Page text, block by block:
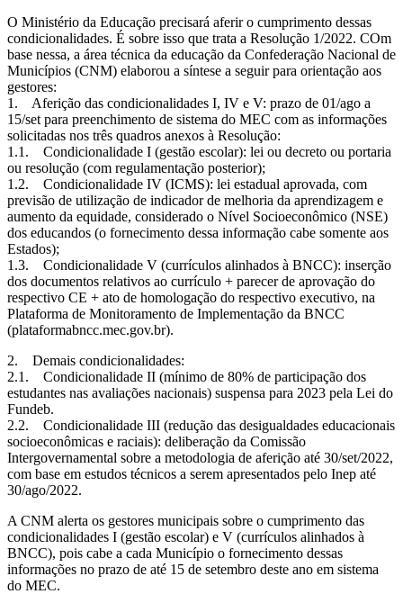
O Ministério da Educação precisará aferir o cumprimento dessas
condicionalidades. É sobre isso que trata a Resolução 1/2022. COm
base nessa, a área técnica da educação da Confederação Nacional de
Municípios (CNM) elaborou a síntese a seguir para orientação aos
gestores:
1. Aferição das condicionalidades I, IV e V: prazo de 01/ago a
15/set para preenchimento de sistema do MEC com as informações
solicitadas nos três quadros anexos à Resolução:
1.1. Condicionalidade I (gestão escolar): lei ou decreto ou portaria
ou resolução (com regulamentação posterior);
1.2. Condicionalidade IV (ICMS): lei estadual aprovada, com
previsão de utilização de indicador de melhoria da aprendizagem e
aumento da equidade, considerado o Nível Socioeconômico (NSE)
dos educandos (o fornecimento dessa informação cabe somente aos
Estados);
1.3. Condicionalidade V (currículos alinhados à BNCC): inserção
dos documentos relativos ao currículo + parecer de aprovação do
respectivo CE + ato de homologação do respectivo executivo, na
Plataforma de Monitoramento de Implementação da BNCC
(plataformabncc.mec.gov.br).
2. Demais condicionalidades:
2.1. Condicionalidade II (mínimo de 80% de participação dos
estudantes nas avaliações nacionais) suspensa para 2023 pela Lei do
Fundeb.
2.2. Condicionalidade III (redução das desigualdades educacionais
socioeconômicas e raciais): deliberação da Comissão
Intergovernamental sobre a metodologia de aferição até 30/set/2022,
com base em estudos técnicos a serem apresentados pelo Inep até
30/ago/2022.
A CNM alerta os gestores municipais sobre o cumprimento das
condicionalidades I (gestão escolar) e V (currículos alinhados à
BNCC), pois cabe a cada Município o fornecimento dessas
informações no prazo de até 15 de setembro deste ano em sistema
do MEC.